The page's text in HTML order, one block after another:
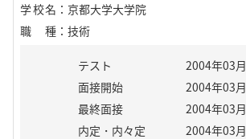
学校名 ： 京都大学大学院
職種 ： 技術
テスト
2004年03月
面接開始
2004年03月
最終面接
2004年03月
内定・内々定
2004年03月